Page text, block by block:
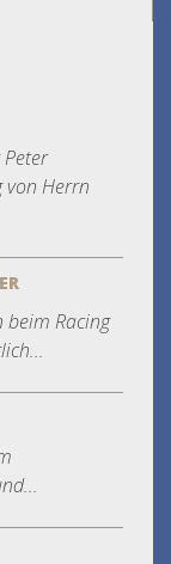
von Herrn
beim Racing